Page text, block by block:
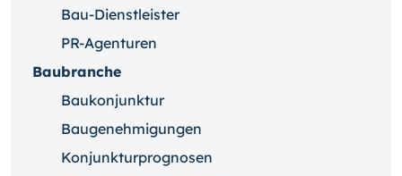
Bau-Dienstleister
PR-Agenturen
Baubranche
Baukonjunktur
Baugenehmigungen
Konjunkturprognosen